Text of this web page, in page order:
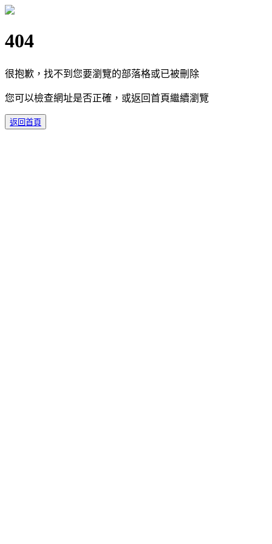
404
很抱歉，找不到您要瀏覽的部落格或已被刪除
您可以檢查網址是否正確，或返回首頁繼續瀏覽
返回首頁